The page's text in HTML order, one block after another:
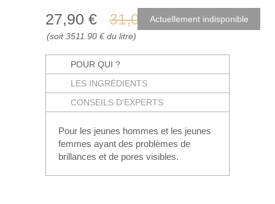
27,90 € 31,00 €
(soit 3511.90 € du litre)
POUR QUI ?
LES INGRÉDIENTS
CONSEILS D'EXPERTS
Pour les jeunes hommes et les jeunes
femmes ayant des problèmes de
brillances et de pores visibles.